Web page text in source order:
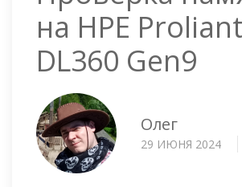
на HPE Proliant
DL360 Gen9
Олег
29 ИЮНЯ 2024